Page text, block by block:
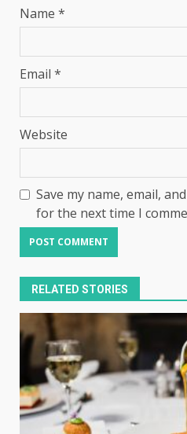
Name *
Email *
Website
Save my name, email,
for the next time I
RELATED STORIES